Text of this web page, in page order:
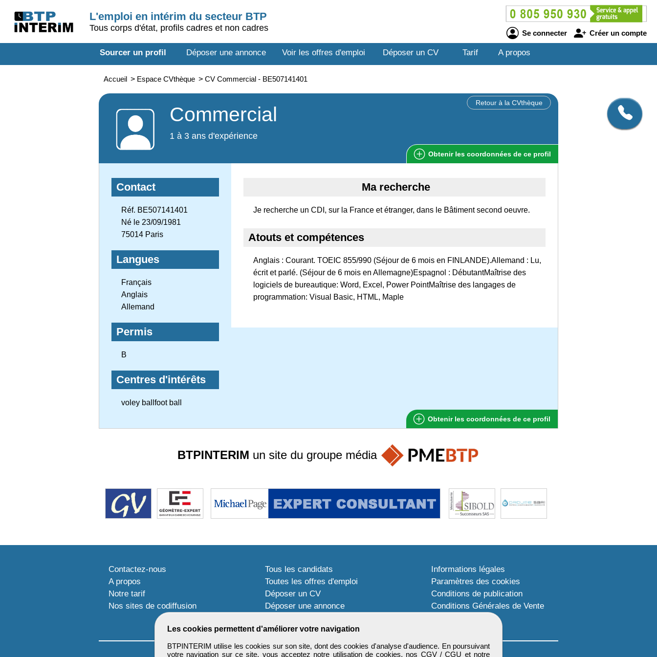
L'emploi en intérim du secteur BTP
Tous corps d'état, profils cadres et non cadres
Se connecter Créer un compte
Sourcer un profil Déposer une annonce Voir les offres d'emploi Déposer un CV Tarif A propos
Accueil > Espace CVthèque > CV Commercial - BE507141401
Retour à la CVthèque
Commercial
1 à 3 ans d'expérience
Obtenir les coordonnées de ce profil
Contact
Réf. BE507141401
Né le 23/09/1981
75014 Paris
Langues
Français
Anglais
Allemand
Permis
B
Centres d'intérêts
voley ballfoot ball
Ma recherche
Je recherche un CDI, sur la France et étranger, dans le Bâtiment second oeuvre.
Atouts et compétences
Anglais : Courant. TOEIC 855/990 (Séjour de 6 mois en FINLANDE).Allemand : Lu,
écrit et parlé. (Séjour de 6 mois en Allemagne)Espagnol : DébutantMaîtrise des
logiciels de bureautique: Word, Excel, Power PointMaîtrise des langages de
programmation: Visual Basic, HTML, Maple
Obtenir les coordonnées de ce profil
Les cookies permettent d'améliorer votre navigation
BTPINTERIM utilise les cookies sur son site, dont des cookies d'analyse d'audience. En poursuivant
votre navigation sur ce site, vous acceptez notre utilisation de cookies, nos CGV / CGU et notre
BTPINTERIM un site du groupe média
Contactez-nous
A propos
Notre tarif
Nos sites de codiffusion
Tous les candidats
Toutes les offres d'emploi
Déposer un CV
Déposer une annonce
Informations légales
Paramètres des cookies
Conditions de publication
Conditions Générales de Vente